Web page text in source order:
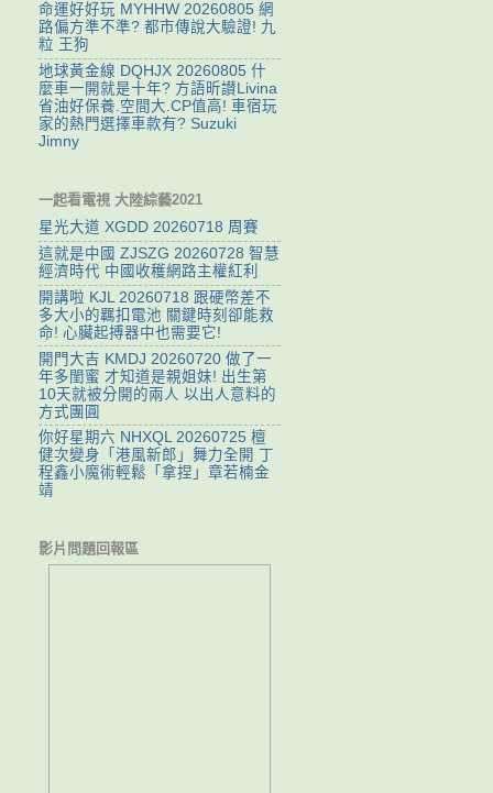
命運好好玩 MYHHW 20260805 網
路偏方準不準? 都市傳說大驗證! 九
粒 王狗
地球黃金線 DQHJX 20260805 什
麼車一開就是十年? 方語昕讃Livina
省油好保養.空間大.CP值高! 車宿玩
家的熱門選擇車款有? Suzuki
Jimny
一起看電視 大陸綜藝2021
星光大道 XGDD 20260718 周賽
這就是中國 ZJSZG 20260728 智慧
經濟時代 中國收穫網路主權紅利
開講啦 KJL 20260718 跟硬幣差不
多大小的羈扣電池 關鍵時刻卻能救
命! 心臟起搏器中也需要它!
開門大吉 KMDJ 20260720 做了一
年多閨蜜 才知道是親姐妹! 出生第
10天就被分開的兩人 以出人意料的
方式團圓
你好星期六 NHXQL 20260725 檀
健次變身「港風新郎」舞力全開 丁
程鑫小魔術輕鬆「拿捏」章若楠金
靖
影片問題回報區